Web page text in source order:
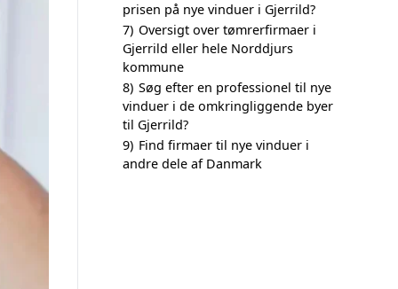
prisen på nye vinduer i Gjerrild?
7) Oversigt over tømrerfirmaer i
Gjerrild eller hele Norddjurs
kommune
8) Søg efter en professionel til nye
vinduer i de omkringliggende byer
til Gjerrild?
9) Find firmaer til nye vinduer i
andre dele af Danmark